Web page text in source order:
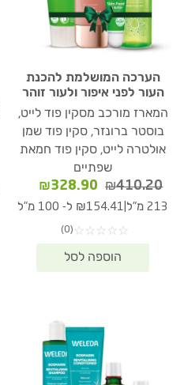
הערכה המושלמת להכנת
העור לפני איפור ולעור זוהר
המארז מורכב מסקין פוד לייט,
בוסטר ברונזר, סקין פוד שמן
אולטרה לייט, סקין פוד חמאת
שפתיים
₪410.20
המחיר
המקורי
₪410.20.
₪328.90
המחיר
הנוכחי
213 מ"ל ₪154.41 ל- 100 מ"ל
☆
☆
☆
☆
☆
(0)